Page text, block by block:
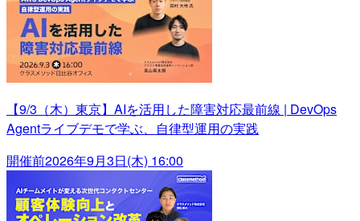
【9/3（木）東京】AIを活用した障害対応最前線 | DevOps
Agentライブデモで学ぶ、自律型運用の実践
開催前2026年9月3日(木) 16:00